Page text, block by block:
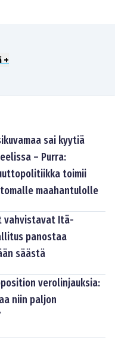
+
sai kyytiä
– Purra:
toimii
maahantulolle
vahvistavat Itä-
panostaa
säästä
verolinjauksia:
niin paljon